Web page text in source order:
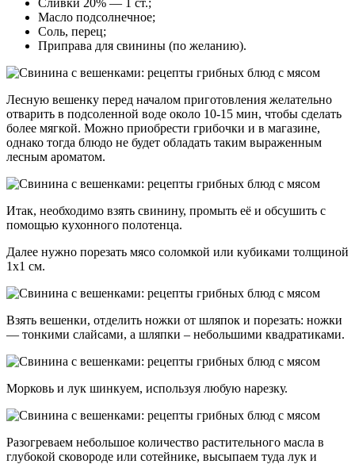
Масло подсолнечное;
Соль, перец;
Приправа для свинины (по желанию).
Лесную вешенку перед началом приготовления желательно
отварить в подсоленной воде около 10-15 мин, чтобы сделать
более мягкой. Можно приобрести грибочки и в магазине,
однако тогда блюдо не будет обладать таким выраженным
лесным ароматом.
Итак, необходимо взять свинину, промыть её и обсушить с
помощью кухонного полотенца.
Далее нужно порезать мясо соломкой или кубиками толщиной
1х1 см.
Взять вешенки, отделить ножки от шляпок и порезать: ножки
— тонкими слайсами, а шляпки – небольшими квадратиками.
Морковь и лук шинкуем, используя любую нарезку.
Разогреваем небольшое количество растительного масла в
глубокой сковороде или сотейнике, высыпаем туда лук и